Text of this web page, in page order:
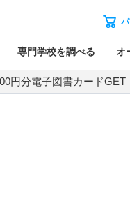
専門学校を調べる オ
円分電子図書カードGET